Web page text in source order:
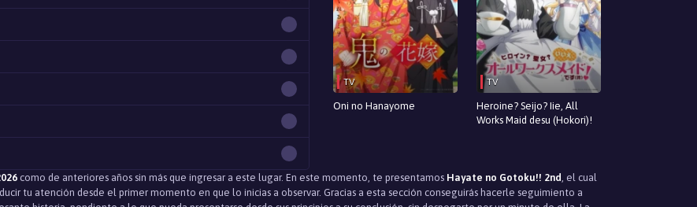
TV
Oni no Hanayome
TV
Heroine? Seijo? Iie, All
Works Maid desu (Hokori)!
como de anteriores años sin más que ingresar a este lugar. En este momento, te presentamos Hayate no Gotoku!! 2nd , el cual
tu atención desde el primer momento en que lo inicias a observar. Gracias a esta sección conseguirás hacerle seguimiento a